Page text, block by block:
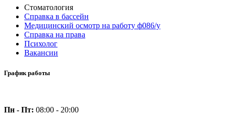
Стоматология
Справка в бассейн
Медицинский осмотр на работу ф086/у
Справка на права
Психолог
Вакансии
График работы
Пн - Пт: 08:00 - 20:00